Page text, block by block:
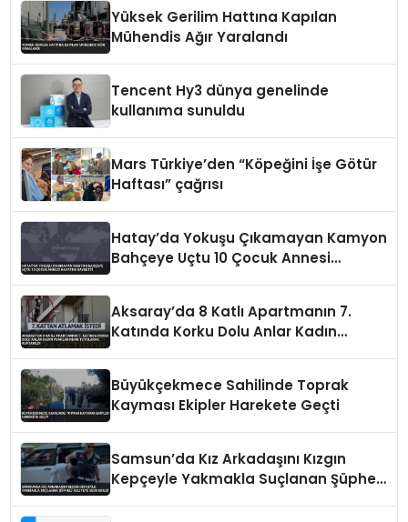
Yüksek Gerilim Hattına Kapılan
Mühendis Ağır Yaralandı
Tencent Hy3 dünya genelinde
kullanıma sunuldu
Mars Türkiye’den “Köpeğini İşe Götür
Haftası” çağrısı
Hatay’da Yokuşu Çıkamayan Kamyon
Bahçeye Uçtu 10 Çocuk Annesi
Aksaray’da 8 Katlı Apartmanın 7.
Katında Korku Dolu Anlar Kadın
Büyükçekmece Sahilinde Toprak
Kayması Ekipler Harekete Geçti
Samsun’da Kız Arkadaşını Kızgın
Kepçeyle Yakmakla Suçlanan Şüpheli